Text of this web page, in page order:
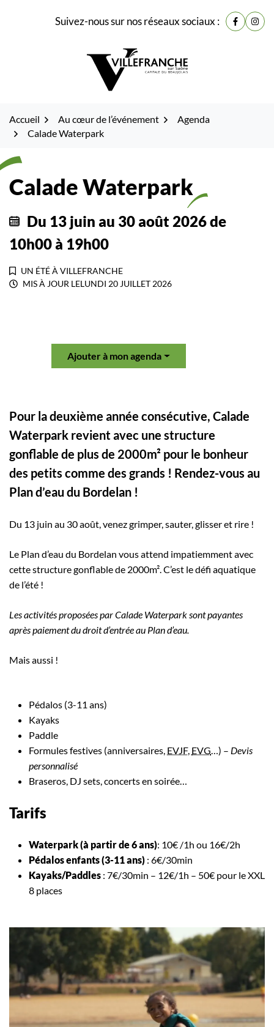
Suivez-nous sur nos réseaux sociaux : Lien vers
Lien
Accueil Au cœur de l’événement
Agenda
Calade Waterpark
Calade Waterpark
Du 13 juin au 30août 2026de
10h00 à 19h00
UN ÉTÉ À VILLEFRANCHE
MIS À JOUR LELUNDI 20 JUILLET 2026
Ajouter à mon agenda
Pour la deuxième année consécutive, Calade
Waterpark revient avec une structure
gonflable de plus de 2000m² pour le bonheur
des petits comme des grands ! Rendez-vous au
Plan d’eau du Bordelan !
Du 13 juin au 30 août, venez grimper, sauter, glisser et rire !
Le Plan d’eau du Bordelan vous attend impatiemment avec
cette structure gonflable de 2000m². C’est le défi aquatique
de l’été !
Les activités proposées par Calade Waterpark sont payantes
après paiement du droit d’entrée au Plan d’eau.
Mais aussi !
Pédalos (3-11 ans)
Kayaks
Paddle
Formules festives (anniversaires, EVJF, EVG…) – Devis
personnalisé
Braseros, DJ sets, concerts en soirée…
Tarifs
Waterpark(à partir de 6 ans): 10€ /1h ou 16€/2h
Pédalos enfants (3-11 ans) : 6€/30min
Kayaks/Paddles : 7€/30min – 12€/1h – 50€ pour le XXL
8 places